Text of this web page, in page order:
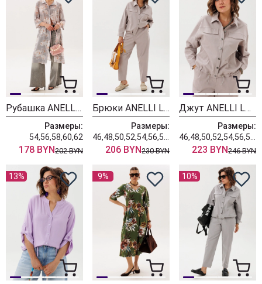
Рубашка ANELLI LAUREL 1904 лилии
Размеры:
54,56,58,60,62
178 BYN202 BYN
Брюки ANELLI LAUREL 1853 новый бежевый
Размеры:
206 BYN230 BYN
Джут ANELLI LAUREL 1816 новый бежевый
Размеры:
223 BYN246 BYN
13% 9% 10%